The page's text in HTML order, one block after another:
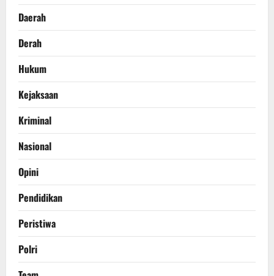
Daerah
Derah
Hukum
Kejaksaan
Kriminal
Nasional
Opini
Pendidikan
Peristiwa
Polri